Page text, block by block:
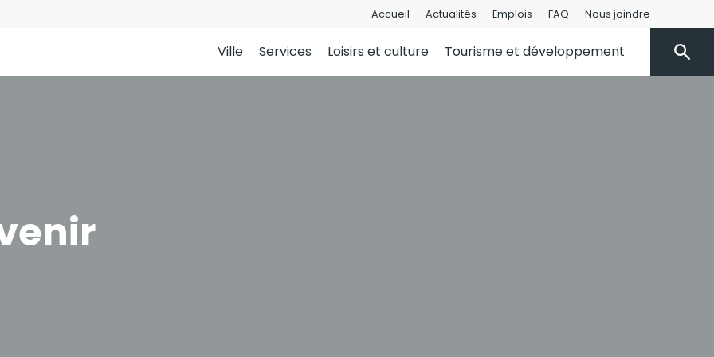
Accueil Actualités Emplois FAQ Nous joindre
Ville Services Loisirs et culture Tourisme et développement